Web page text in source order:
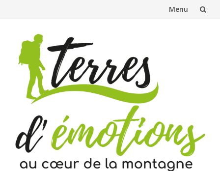
Menu
contenu